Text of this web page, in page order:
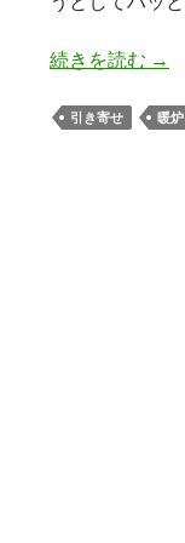
続きを読む そ
→
引き寄せ 暖炉